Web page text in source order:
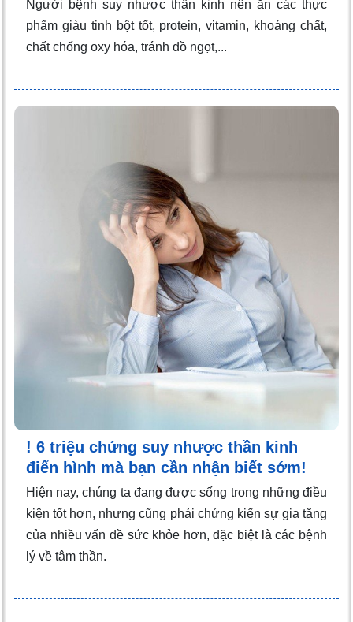
Người bệnh suy nhược thần kinh nên ăn các thực
phẩm giàu tinh bột tốt, protein, vitamin, khoáng chất,
chất chống oxy hóa, tránh đồ ngọt,...
! 6 triệu chứng suy nhược thần kinh
điển hình mà bạn cần nhận biết sớm!
Hiện nay, chúng ta đang được sống trong những điều
kiện tốt hơn, nhưng cũng phải chứng kiến sự gia tăng
của nhiều vấn đề sức khỏe hơn, đặc biệt là các bệnh
lý về tâm thần.